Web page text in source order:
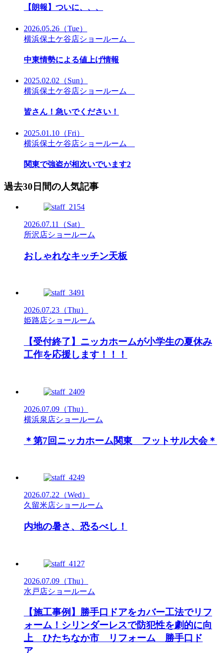
【朗報】ついに、、、
2026.05.26 （Tue）
横浜保土ケ谷店ショールーム
中東情勢による値上げ情報
2025.02.02 （Sun）
横浜保土ケ谷店ショールーム
皆さん！急いでください！
2025.01.10 （Fri）
横浜保土ケ谷店ショールーム
関東で強盗が相次いでいます2
過去30日間の人気記事
2026.07.11
（Sat）
所沢店ショールーム
おしゃれなキッチン天板
2026.07.23 （Thu）
姫路店ショールーム
【受付終了】ニッカホームが小学生の夏休み
工作を応援します！！！
2026.07.09 （Thu）
横浜泉店ショールーム
＊第7回ニッカホーム関東 フットサル大会＊
2026.07.22 （Wed）
久留米店ショールーム
内地の暑さ、恐るべし！
2026.07.09 （Thu）
水戸店ショールーム
【施工事例】勝手口ドアをカバー工法でリフ
ォーム！シリンダーレスで防犯性を劇的に向
上 ひたちなか市 リフォーム 勝手口ド